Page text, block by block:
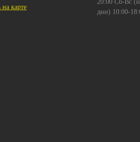
на карте
20:00 Сб-Вс
дни) 10:00-